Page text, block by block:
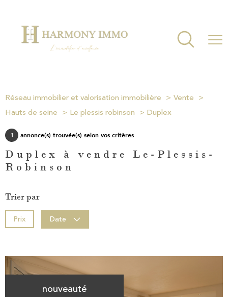
Réseau immobilier et valorisation immobilière
Vente
Hauts de seine
Le plessis robinson Duplex
1 annonce(s) trouvée(s) selon vos critères
Duplex à vendre Le-Plessis-
Robinson
Trier par
Prix Date
nouveauté